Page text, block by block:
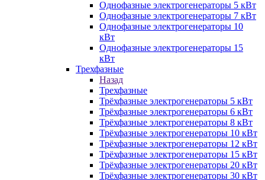
Однофазные электрогенераторы 5 кВт
Однофазные электрогенераторы 7 кВт
Однофазные электрогенераторы 10
кВт
Однофазные электрогенераторы 15
кВт
Трехфазные
Назад
Трехфазные
Трёхфазные электрогенераторы 5 кВт
Трёхфазные электрогенераторы 6 кВт
Трёхфазные электрогенераторы 8 кВт
Трёхфазные электрогенераторы 10 кВт
Трёхфазные электрогенераторы 12 кВт
Трёхфазные электрогенераторы 15 кВт
Трёхфазные электрогенераторы 20 кВт
Трёхфазные электрогенераторы 30 кВт